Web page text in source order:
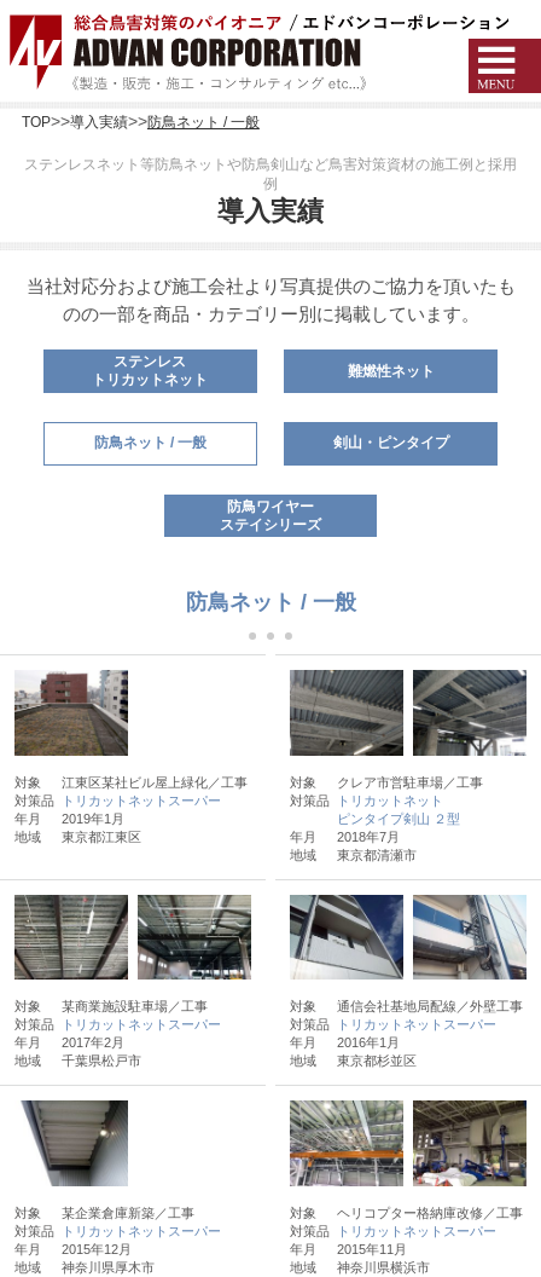
TOP 導入実績 防鳥ネット / 一般
ステンレスネット等防鳥ネットや防鳥剣山など鳥害対策資材の施工例と採用
例
導入実績
当社対応分および施工会社より写真提供のご協力を頂いたも
のの一部を商品・カテゴリー別に掲載しています。
ステンレス
トリカットネット
難燃性ネット
防鳥ネット / 一般 剣山・ピンタイプ
防鳥ワイヤー
ステイシリーズ
防鳥ネット / 一般
対象
江東区某社ビル屋上緑化／工事
対策品
トリカットネットスーパー
年月
2019年1月
地域
東京都江東区
対象
クレア市営駐車場／工事
対策品
トリカットネット
ピンタイプ剣山 ２型
年月
2018年7月
地域
東京都清瀬市
対象
某商業施設駐車場／工事
対策品
トリカットネットスーパー
年月
2017年2月
地域
千葉県松戸市
対象
通信会社基地局配線／外壁工事
対策品
トリカットネットスーパー
年月
2016年1月
地域
東京都杉並区
対象
某企業倉庫新築／工事
対策品
トリカットネットスーパー
年月
2015年12月
地域
神奈川県厚木市
対象
ヘリコプター格納庫改修／工事
対策品
トリカットネットスーパー
年月
2015年11月
地域
神奈川県横浜市